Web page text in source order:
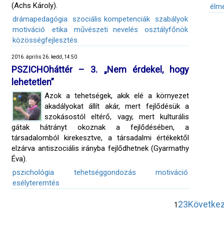
(Achs Károly).
drámapedagógia szociális kompetenciák szabályok
motiváció
etika művészeti nevelés
osztályfőnök
közösségfejlesztés
2016. április 26. kedd, 14:50
PSZICHOháttér – 3. „Nem érdekel, hogy
lehetetlen”
Azok a tehetségek, akik elé a környezet
akadályokat állít akár, mert fejlődésük a
szokásostól eltérő, vagy, mert kulturális
gátak hátrányt okoznak a fejlődésében, a
társadalomból kirekesztve, a társadalmi értékektől
elzárva antiszociális irányba fejlődhetnek (Gyarmathy
Éva).
pszichológia
tehetséggondozás
motiváció
esélyteremtés
1 23